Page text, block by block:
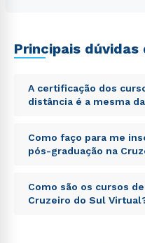
Principais dúvidas
A certificação dos
distância é a mesma
Sed ut perspiciatis
voluptatem
totam rem aperiam,
explicabo. Nemo enim
voluptas sit aspernatur
Como faço para me
pós-graduação na
Sed ut perspiciatis
voluptatem
Como são os cursos
Cruzeiro do Sul